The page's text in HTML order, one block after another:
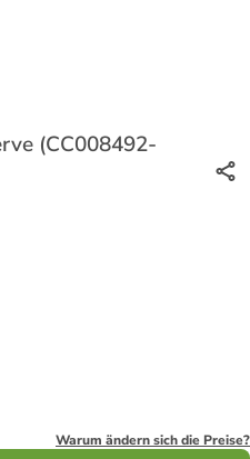
(CC008492-
Warum ändern sich die Preise?